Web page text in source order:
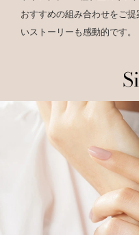
おすすめの組み合わせをご
いストーリーも感動的です。